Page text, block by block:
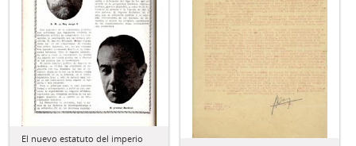
El nuevo estatuto del imperio